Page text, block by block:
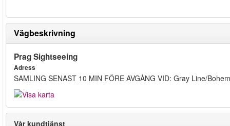
Vägbeskrivning
Prag Sightseeing
Adress
SAMLING SENAST 10 MIN FÖRE AVGÅNG VID: Gray Line/
Vår kundtjänst